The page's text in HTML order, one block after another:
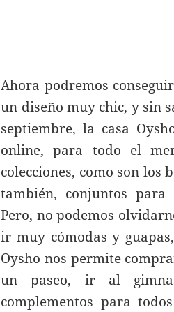
Ahora podremos
un diseño muy chic, y sin
septiembre, la casa
online, para todo el
colecciones, como son los
también, conjuntos para
Pero, no podemos
ir muy cómodas y
Oysho nos permite
un paseo, ir al
complementos para